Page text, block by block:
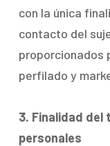
con la única
contacto del
proporcionados
perfilado y
3. Finalidad
personales